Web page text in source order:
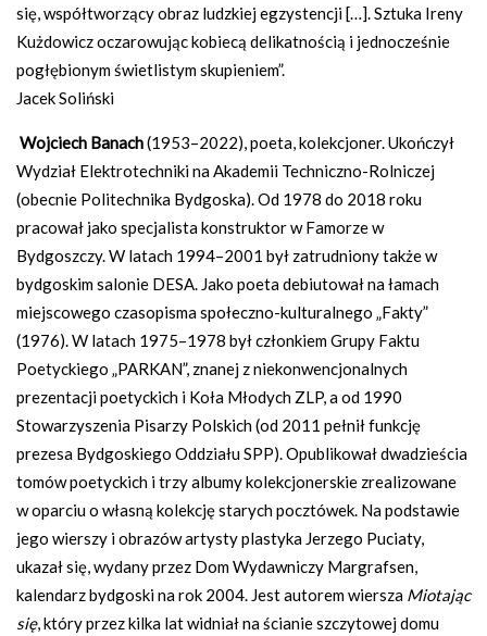
się, współtworzący obraz ludzkiej egzystencji […]. Sztuka Ireny
Kużdowicz oczarowując kobiecą delikatnością i jednocześnie
pogłębionym świetlistym skupieniem”.
Jacek Soliński
Wojciech Banach(1953–2022), poeta, kolekcjoner. Ukończył
Wydział Elektrotechniki na Akademii Techniczno-Rolniczej
(obecnie Politechnika Bydgoska). Od 1978 do 2018 roku
pracował jako specjalista konstruktor w Famorze w
Bydgoszczy. W latach 1994–2001 był zatrudniony także w
bydgoskim salonie DESA. Jako poeta debiutował na łamach
miejscowego czasopisma społeczno-kulturalnego „Fakty”
(1976). W latach 1975–1978 był członkiem Grupy Faktu
Poetyckiego „PARKAN”, znanej z niekonwencjonalnych
prezentacji poetyckich i Koła Młodych ZLP, a od 1990
Stowarzyszenia Pisarzy Polskich (od 2011 pełnił funkcję
prezesa Bydgoskiego Oddziału SPP). Opublikował dwadzieścia
tomów poetyckich i trzy albumy kolekcjonerskie zrealizowane
w oparciu o własną kolekcję starych pocztówek. Na podstawie
jego wierszy i obrazów artysty plastyka Jerzego Puciaty,
ukazał się, wydany przez Dom Wydawniczy Margrafsen,
kalendarz bydgoski na rok 2004. Jest autorem wiersza Miotając
się, który przez kilka lat widniał na ścianie szczytowej domu